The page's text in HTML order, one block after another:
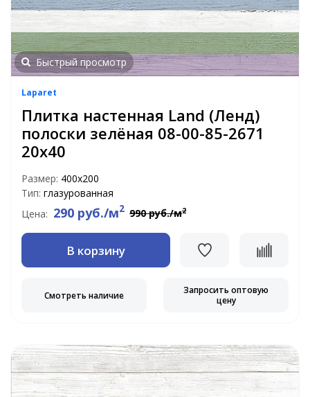
Быстрый просмотр
Laparet
Плитка настенная Land (Ленд)
полоски зелёная 08-00-85-2671
20х40
Размер: 400х200
Тип: глазурованная
Цена: 290 руб./м2 990 руб./м2
В корзину
Смотреть наличие
Запросить оптовую
цену